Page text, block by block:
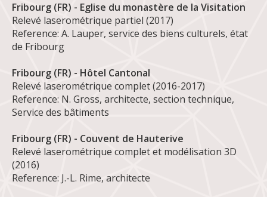
Fribourg (FR) - Eglise du monastère de la Visitation
Relevé laserométrique partiel (2017)
Reference: A. Lauper, service des biens culturels, état
de Fribourg
Fribourg (FR) - Hôtel Cantonal
Relevé laserométrique complet (2016-2017)
Reference: N. Gross, architecte, section technique,
Service des bâtiments
Fribourg (FR) - Couvent de Hauterive
Relevé laserométrique complet et modélisation 3D
(2016)
Reference: J.-L. Rime, architecte